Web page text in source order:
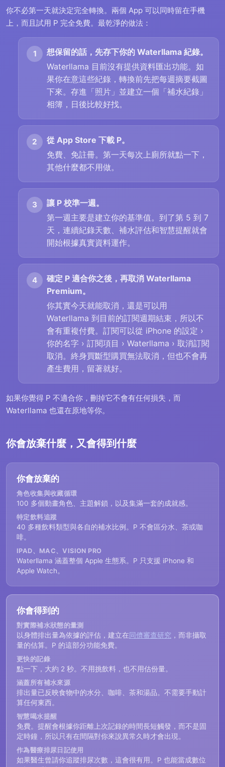
你不必第一天就決定完全轉換。兩個 App 可以同時留在手機
上，而且試用 P 完全免費。最乾淨的做法：
想保留的話，先存下你的 Waterllama 紀錄。
Waterllama 目前沒有提供資料匯出功能。如
果你在意這些紀錄，轉換前先把每週摘要截圖
下來。存進「照片」並建立一個「補水紀錄」
相簿，日後比較好找。
從 App Store 下載 P。
免費、免註冊。第一天每次上廁所就點一下，
其他什麼都不用做。
讓 P 校準一週。
第一週主要是建立你的基準值。到了第 5 到 7
天，連續紀錄天數、補水評估和智慧提醒就會
開始根據真實資料運作。
確定 P 適合你之後，再取消 Waterllama
Premium。
你其實今天就能取消，還是可以用
Waterllama 到目前的訂閱週期結束，所以不
會有重複付費。訂閱可以從 iPhone 的設定 ›
你的名字 › 訂閱項目 › Waterllama › 取消訂閱
取消。終身買斷型購買無法取消，但也不會再
產生費用，留著就好。
如果你覺得 P 不適合你，刪掉它不會有任何損失，而
Waterllama 也還在原地等你。
你會放棄什麼，又會得到什麼
你會放棄的
角色收集與收藏循環
100 多個動畫角色、主題解鎖，以及集滿一套的成就感。
特定飲料追蹤
40 多種飲料類型與各自的補水比例。P 不會區分水、茶或咖
啡。
IPAD、MAC、VISION PRO
Waterllama 涵蓋整個 Apple 生態系。P 只支援 iPhone 和
Apple Watch。
你會得到的
對實際補水狀態的量測
以身體排出量為依據的評估，建立在同儕審查研究 ，而非攝取
量的估算。P 的這部分功能免費。
更快的記錄
點一下，大約 2 秒。不用挑飲料，也不用估份量。
涵蓋所有補水來源
排出量已反映食物中的水分、咖啡、茶和湯品。不需要手動計
算任何東西。
智慧喝水提醒
免費。提醒會根據你距離上次記錄的時間長短觸發，而不是固
定時鐘，所以只有在間隔對你來說異常久時才會出現。
作為醫療排尿日記使用
如果醫生曾請你追蹤排尿次數，這會很有用。P 也能當成數位